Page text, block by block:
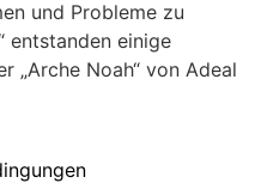
und Probleme zu
entstanden einige
„Arche Noah“ von Adeal